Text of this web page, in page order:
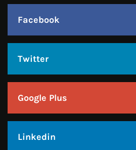
हमसे जुड़े !!
Facebook